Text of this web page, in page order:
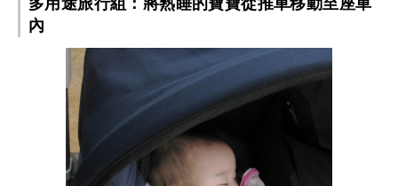
多用途旅行組：將熟睡的寶寶從推車移動至座車
內